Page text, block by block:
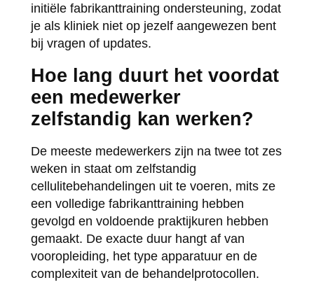
initiële fabrikanttraining ondersteuning, zodat
je als kliniek niet op jezelf aangewezen bent
bij vragen of updates.
Hoe lang duurt het voordat
een medewerker
zelfstandig kan werken?
De meeste medewerkers zijn na twee tot zes
weken in staat om zelfstandig
cellulitebehandelingen uit te voeren, mits ze
een volledige fabrikanttraining hebben
gevolgd en voldoende praktijkuren hebben
gemaakt. De exacte duur hangt af van
vooropleiding, het type apparatuur en de
complexiteit van de behandelprotocollen.